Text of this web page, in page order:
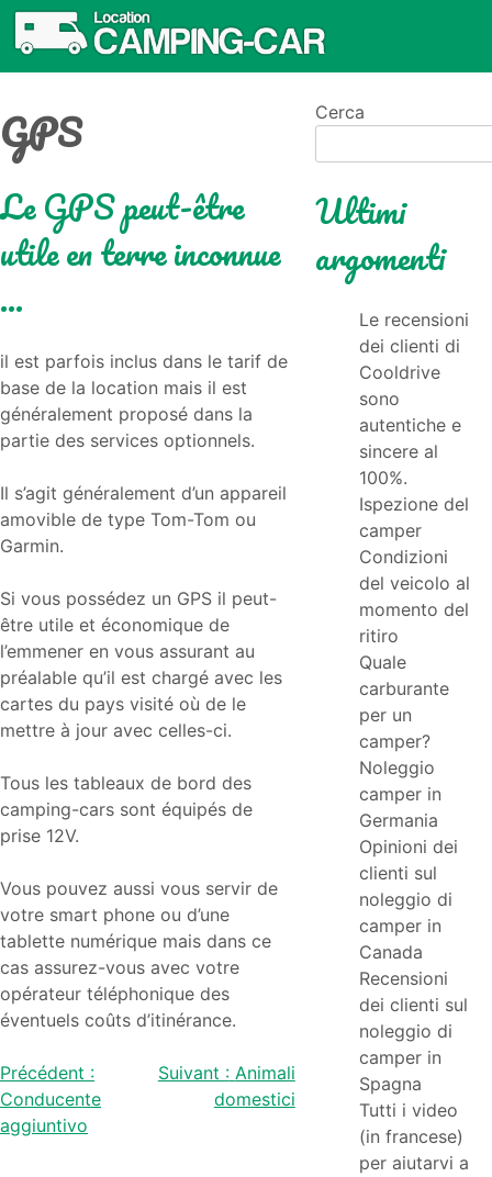
GPS
Le GPS peut-être
utile en terre inconnue
…
il est parfois inclus dans le tarif de
base de la location mais il est
généralement proposé dans la
partie des services optionnels.
Il s’agit généralement d’un appareil
amovible de type Tom-Tom ou
Garmin.
Si vous possédez un GPS il peut-
être utile et économique de
l’emmener en vous assurant au
préalable qu’il est chargé avec les
cartes du pays visité où de le
mettre à jour avec celles-ci.
Tous les tableaux de bord des
camping-cars sont équipés de
prise 12V.
Vous pouvez aussi vous servir de
votre smart phone ou d’une
tablette numérique mais dans ce
cas assurez-vous avec votre
opérateur téléphonique des
éventuels coûts d’itinérance.
Navigazione
articoli
Précédent :
Conducente
aggiuntivo
Suivant : Animali
domestici
Cerca
Ultimi
argomenti
Le recensioni
dei clienti di
Cooldrive
sono
autentiche e
sincere al
100%.
Ispezione del
camper
Condizioni
del veicolo al
momento del
ritiro
Quale
carburante
per un
camper?
Noleggio
camper in
Germania
Opinioni dei
clienti sul
noleggio di
camper in
Canada
Recensioni
dei clienti sul
noleggio di
camper in
Spagna
Tutti i video
(in francese)
per aiutarvi a